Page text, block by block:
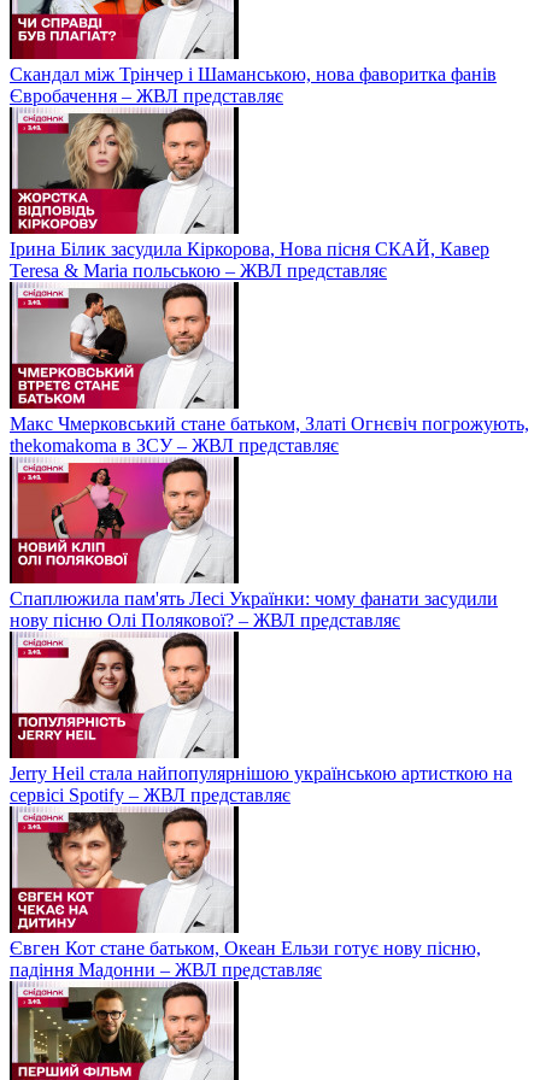
Скандал між Трінчер і Шаманською, нова фаворитка фанів
Євробачення – ЖВЛ представляє
Ірина Білик засудила Кіркорова, Нова пісня СКАЙ, Кавер
Teresa & Maria польською – ЖВЛ представляє
Макс Чмерковський стане батьком, Златі Огнєвіч погрожують,
thekomakoma в ЗСУ – ЖВЛ представляє
Спаплюжила пам'ять Лесі Українки: чому фанати засудили
нову пісню Олі Полякової? – ЖВЛ представляє
Jerry Heil стала найпопулярнішою українською артисткою на
сервісі Spotify – ЖВЛ представляє
Євген Кот стане батьком, Океан Ельзи готує нову пісню,
падіння Мадонни – ЖВЛ представляє